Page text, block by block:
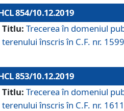
854/10.12.2019
Titlu: Trecerea în domeniul
terenului înscris în C.F. nr.
853/10.12.2019
Titlu: Trecerea în domeniul
terenului înscris în C.F. nr.